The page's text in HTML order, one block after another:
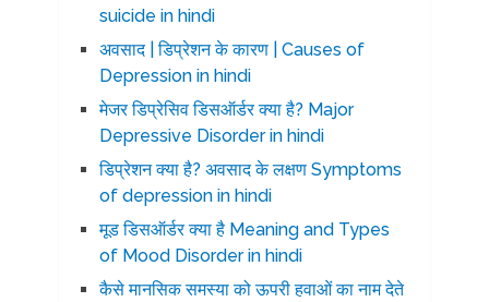
suicide in hindi
अवसाद | डिप्रेशन के कारण | Causes of
Depression in hindi
मेजर डिप्रेसिव डिसऑर्डर क्या है? Major
Depressive Disorder in hindi
डिप्रेशन क्या है? अवसाद के लक्षण Symptoms
of depression in hindi
मूड डिसऑर्डर क्या है Meaning and Types
of Mood Disorder in hindi
कैसे मानसिक समस्या को ऊपरी हवाओं का नाम देते